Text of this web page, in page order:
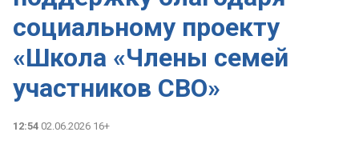
социальному проекту
«Школа «Члены семей
участников СВО»
12:54 02.06.2026 16+